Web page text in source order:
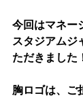
今回はマネー
スタジアムジ
ただきました
胸ロゴは、ご